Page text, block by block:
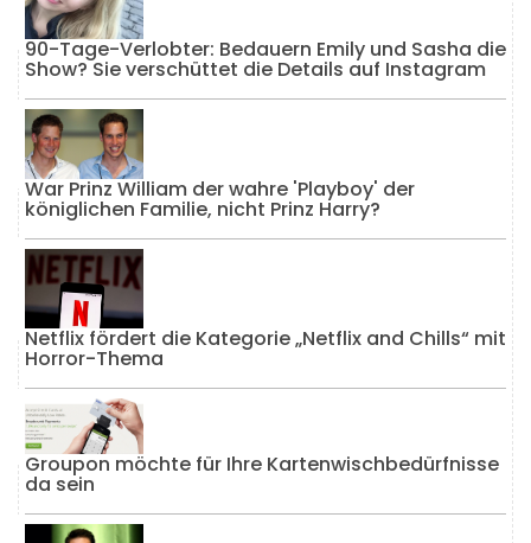
90-Tage-Verlobter: Bedauern Emily und Sasha die
Show? Sie verschüttet die Details auf Instagram
War Prinz William der wahre 'Playboy' der
königlichen Familie, nicht Prinz Harry?
Netflix fördert die Kategorie „Netflix and Chills“ mit
Horror-Thema
Groupon möchte für Ihre Kartenwischbedürfnisse
da sein